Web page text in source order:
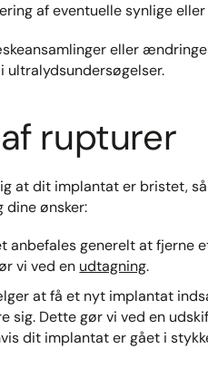
af eventuelle synlige
eller
ultralydsundersøgelser.​
rupturer
at dit implantat er bristet,
ønsker:​
anbefales generelt at fjerne
vi ved en udtagning.​
at få et nyt implantat
sig. Dette gør vi ved en
dit implantat er gået i